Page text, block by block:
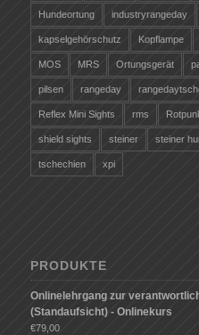
Hundeortung industryrangeday
kapselgehörschutz Kopflampe
MOS MRS Ortungsgerät
pilsen rangeday
Reflex Mini Sights rms
shield sights steiner steiner
tschechien xpi
PRODUKTE
Onlinelehrgang zur
(Standaufsicht) - Onlinekurs
€79,00